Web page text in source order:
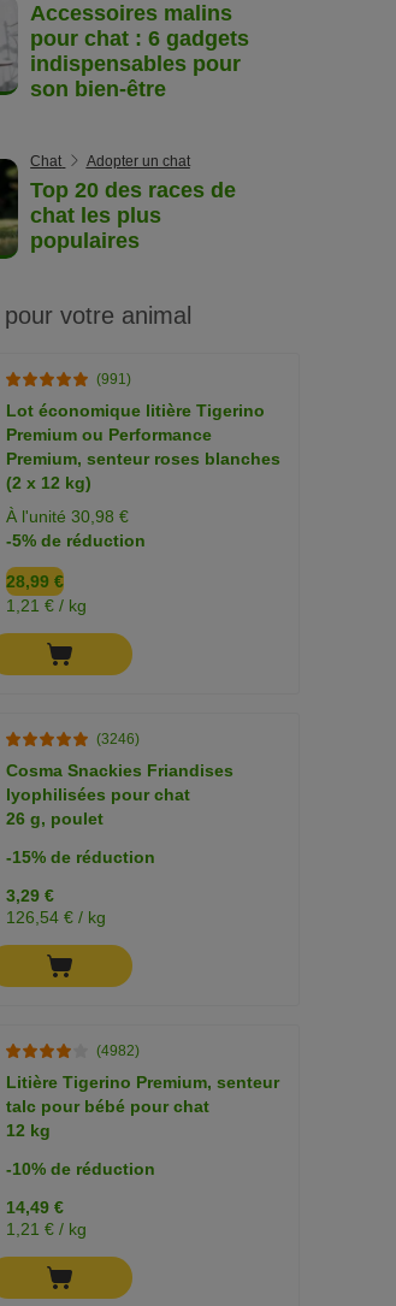
Accessoires malins
pour chat : 6 gadgets
indispensables pour
son bien-être
Chat Adopter un chat
Top 20 des races de
chat les plus
populaires
votre animal
(991)
Lot économique litière Tigerino
Premium ou Performance
Premium, senteur roses blanches
(2 x 12 kg)
À l'unité 30,98 €
-5% de réduction
28,99 €
1,21 € / kg
(3246)
Cosma Snackies Friandises
lyophilisées pour chat
26 g, poulet
-15% de réduction
3,29 €
126,54 € / kg
(4982)
Litière Tigerino Premium, senteur
talc pour bébé pour chat
12 kg
-10% de réduction
14,49 €
1,21 € / kg